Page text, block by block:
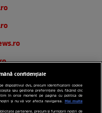
confidențiale
dispozitivul dvs., precum identificatorii cookie
sau gestiona preferințele dvs. făcând clic
în orice moment pe pagina cu politica de
și nu vă vor afecta navigarea. Mai multe
partenere, precum si furnizorii nostri de